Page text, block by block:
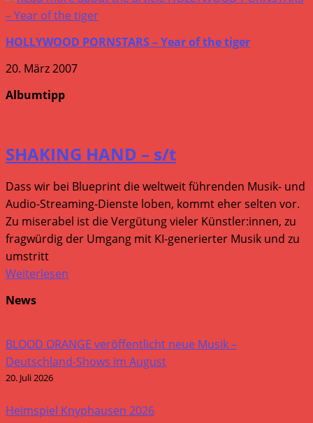
HOLLYWOOD PORNSTARS – Year of the tiger
20. März 2007
Albumtipp
SHAKING HAND – s/t
Dass wir bei Blueprint die weltweit führenden Musik- und
Audio-Streaming-Dienste loben, kommt eher selten vor.
Zu miserabel ist die Vergütung vieler Künstler:innen, zu
fragwürdig der Umgang mit KI-generierter Musik und zu
umstritt
Weiterlesen
News
BLOOD ORANGE veröffentlicht neue Musik –
Deutschland-Shows im August
20. Juli 2026
Heimspiel Knyphausen 2026